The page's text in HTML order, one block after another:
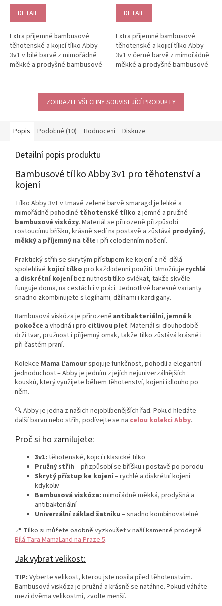
DETAIL
Extra příjemné bambusové
těhotenské a kojicí tílko Abby
3v1 v bílé barvě z mimořádně
měkké a prodyšné bambusové
5,0
5
hvězdiček.
DETAIL
Extra příjemné bambusové
těhotenské a kojicí tílko Abby
3v1 v černé barvě z mimořádně
měkké a prodyšné bambusové
ZOBRAZIT VŠECHNY SOUVISEJÍCÍ PRODUKTY
Popis Podobné (10) Hodnocení Diskuze
Detailní popis produktu
Bambusové tílko Abby 3v1 pro těhotenství a
kojení
Tílko Abby 3v1 v tmavě zelené barvě smaragd je lehké a
mimořádně pohodlné těhotenské tílko z jemné a pružné
bambusové viskózy. Materiál se přirozeně přizpůsobí
rostoucímu bříšku, krásně sedí na postavě a zůstává prodyšný,
měkký a příjemný na těle i při celodenním nošení.
Praktický střih se skrytým přístupem ke kojení z něj dělá
spolehlivé kojicí tílko pro každodenní použití. Umožňuje rychlé
a diskrétní kojeníbez nutnosti tílko svlékat, takže skvěle
funguje doma, na cestách i v práci. Jednotlivé barevné varianty
snadno zkombinujete s legínami, džínami i kardigany.
Bambusová viskóza je přirozeně antibakteriální,jemná k
pokožce a vhodná i pro citlivou pleť. Materiál si dlouhodobě
drží tvar, pružnost i příjemný omak, takže tílko zůstává krásné i
při častém praní.
Kolekce Mama L’amourspojuje funkčnost, pohodlí a elegantní
jednoduchost – Abby je jedním z jejích nejuniverzálnějších
kousků, který využijete během těhotenství, kojení i dlouho po
něm.
🔍 Abby je jedna z našich nejoblíbenějších řad. Pokud hledáte
další barvu nebo střih, podívejte se na celou kolekci Abby.
Proč si ho zamilujete:
3v1: těhotenské, kojicí i klasické tílko
Pružný střih – přizpůsobí se bříšku i postavě po porodu
Skrytý přístup ke kojení– rychlé a diskrétní kojení
kdykoliv
Bambusová viskóza: mimořádně měkká, prodyšná a
antibakteriální
Univerzální základ šatníku – snadno kombinovatelné
📍 Tílko si můžete osobně vyzkoušet v naší kamenné prodejně
Bílá Tara MamaLand na Praze 5.
Jak vybrat velikost:
TIP: Vyberte velikost, kterou jste nosila před těhotenstvím.
Bambusová viskóza je pružná a krásně se natáhne. Pokud váháte
mezi dvěma velikostmi, zvolte menší.